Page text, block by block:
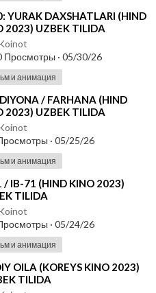
YURAK DAXSHATLARI (HIND
2023) UZBEK TILIDA
Просмотры · 05/30/26
и анимация
/ FARHANA (HIND
2023) UZBEK TILIDA
· 05/25/26
и анимация
/ IB-71 (HIND KINO 2023)
TILIDA
· 05/24/26
и анимация
OILA (KOREYS KINO 2023)
TILIDA